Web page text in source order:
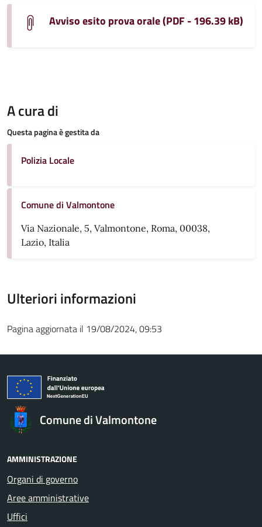
Avviso esito prova orale (PDF - 196.39 kB)
A cura di
Questa pagina è gestita da
Polizia Locale
Comune di Valmontone
Via Nazionale, 5, Valmontone, Roma, 00038,
Lazio, Italia
Ulteriori informazioni
Pagina aggiornata il 19/08/2024, 09:53
Comune di Valmontone
AMMINISTRAZIONE
Organi di governo
Aree amministrative
Uffici